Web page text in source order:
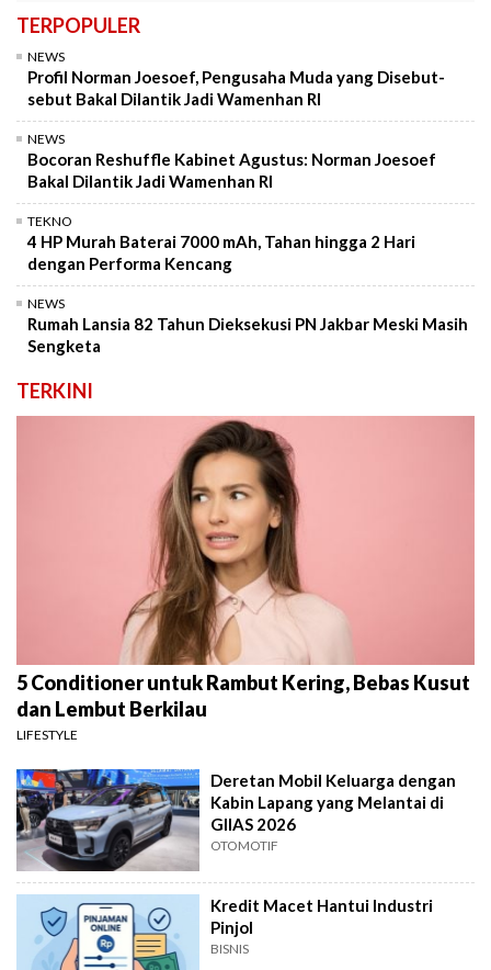
TERPOPULER
NEWS
Profil Norman Joesoef, Pengusaha Muda yang Disebut-
sebut Bakal Dilantik Jadi Wamenhan RI
NEWS
Bocoran Reshuffle Kabinet Agustus: Norman Joesoef
Bakal Dilantik Jadi Wamenhan RI
TEKNO
4 HP Murah Baterai 7000 mAh, Tahan hingga 2 Hari
dengan Performa Kencang
NEWS
Rumah Lansia 82 Tahun Dieksekusi PN Jakbar Meski Masih
Sengketa
TERKINI
5 Conditioner untuk Rambut Kering, Bebas Kusut
dan Lembut Berkilau
LIFESTYLE
Deretan Mobil Keluarga dengan
Kabin Lapang yang Melantai di
GIIAS 2026
OTOMOTIF
Kredit Macet Hantui Industri
Pinjol
BISNIS